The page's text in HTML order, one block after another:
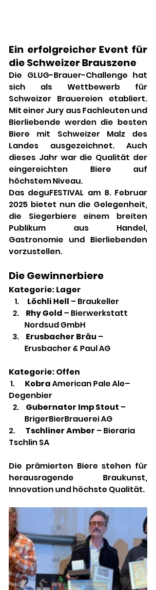
Ein erfolgreicher Event für
die Schweizer Brauszene
Die GLUG-Brauer-Challenge hat
sich als Wettbewerb für
Schweizer Brauereien etabliert.
Mit einer Jury aus Fachleuten und
Bierliebende werden die besten
Biere mit Schweizer Malz des
Landes ausgezeichnet. Auch
dieses Jahr war die Qualität der
eingereichten Biere auf
höchstem Niveau.
Das deguFESTIVAL am 8. Februar
2025 bietet nun die Gelegenheit,
die Siegerbiere einem breiten
Publikum aus Handel,
Gastronomie und Bierliebenden
vorzustellen.
Die Gewinnerbiere
Kategorie: Lager
  Löchli Hell
– Braukeller
Rhy Gold – Bierwerkstatt
Nordsud GmbH
Erusbacher Bräu –
Erusbacher & Paul AG
Kategorie: Offen
1. Kobra American Pale Ale–
Degenbier
Gubernator Imp Stout –
BrigerBierBrauerei AG
2.
      Tschliner Amber
– Bieraria
Tschlin SA
Die prämierten Biere stehen für
herausragende Braukunst,
Innovation und höchste Qualität.